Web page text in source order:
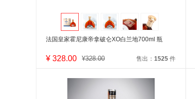
法国皇家霍尼康帝拿破仑XO白兰地700ml 瓶
¥ 328.00 ¥328.00 售出：1525 件